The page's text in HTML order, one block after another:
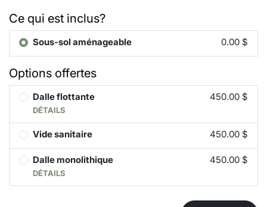
Ce qui est inclus?
Sous-sol aménageable 0.00 $
Options offertes
Dalle flottante
DÉTAILS
450.00 $
Vide sanitaire 450.00 $
Dalle monolithique
DÉTAILS
450.00 $